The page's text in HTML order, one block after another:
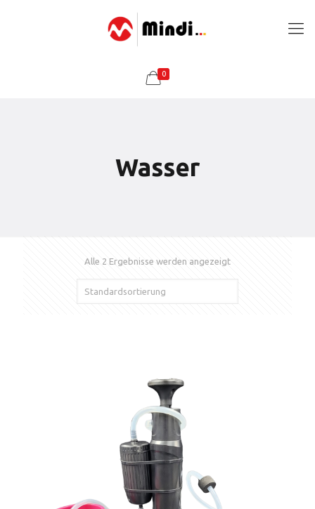
0
Wasser
Alle 2 Ergebnisse werden angezeigt